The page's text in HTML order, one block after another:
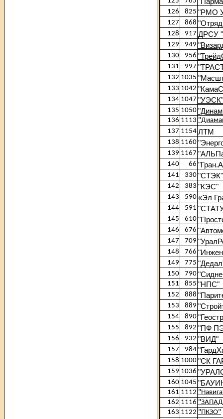
126 825 "РМО
127 868
128 917 ДРСУ
129 949
130 956
131 997
132 1035
133 1042
134 1047 "УЭСК"
135 1050
136 1113
137 1154 ЛТМ
138 1160
139 1167
140 66
141 330 "СТЭК"
142 383 "КЭС"
143 590 «Эл
144 591
145 610
146 676
147 709
148 766
149 775
150 790
151 855 "НПС"
152 888
153 889
154 890
155 892 "ПФ
156 932 "ВИД"
157 984
158 1000 "СК
159 1036
160 1045
161 1112
162 1116
163 1122 "ПКЗО"